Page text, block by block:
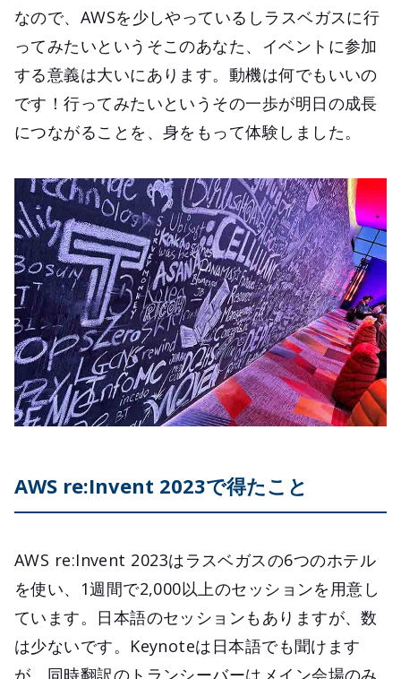
なので、AWSを少しやっているしラスベガスに行
ってみたいというそこのあなた、イベントに参加
する意義は大いにあります。動機は何でもいいの
です！行ってみたいというその一歩が明日の成長
につながることを、身をもって体験しました。
AWS re:Invent 2023で得たこと
AWS re:Invent 2023はラスベガスの6つのホテル
を使い、1週間で2,000以上のセッションを用意し
ています。日本語のセッションもありますが、数
は少ないです。Keynoteは日本語でも聞けます